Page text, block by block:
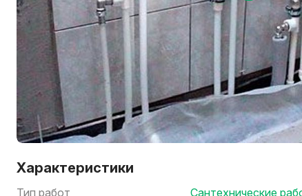
Характеристики
Тип работ
Сантехнические